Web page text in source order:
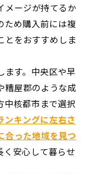
メージが持てるか
ため購入前には複
とをおすすめしま
ます。中央区や早
糟屋郡のような成
中核都市まで選択
ンキングに左右さ
合った地域を見つ
く安心して暮らせ